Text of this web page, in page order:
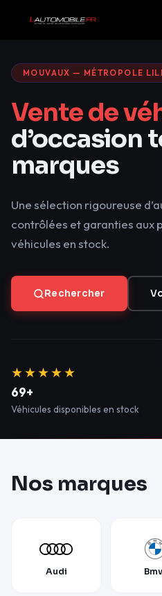
MOUVAUX — MÉTROPOLE
Vente de
d’occasion
marques
Une sélection rigoureuse
contrôlées et garanties aux
véhicules en stock.
Rechercher
★★★★★
69+
Véhicules disponibles en stock
Nos marques
Audi